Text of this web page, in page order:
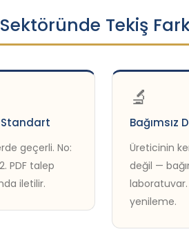
Tekiş
Standart
geçerli. No:
PDF talep
iletilir.
🔬
Bağımsız
Üreticinin
değil —
laboratuvar.
yenileme.